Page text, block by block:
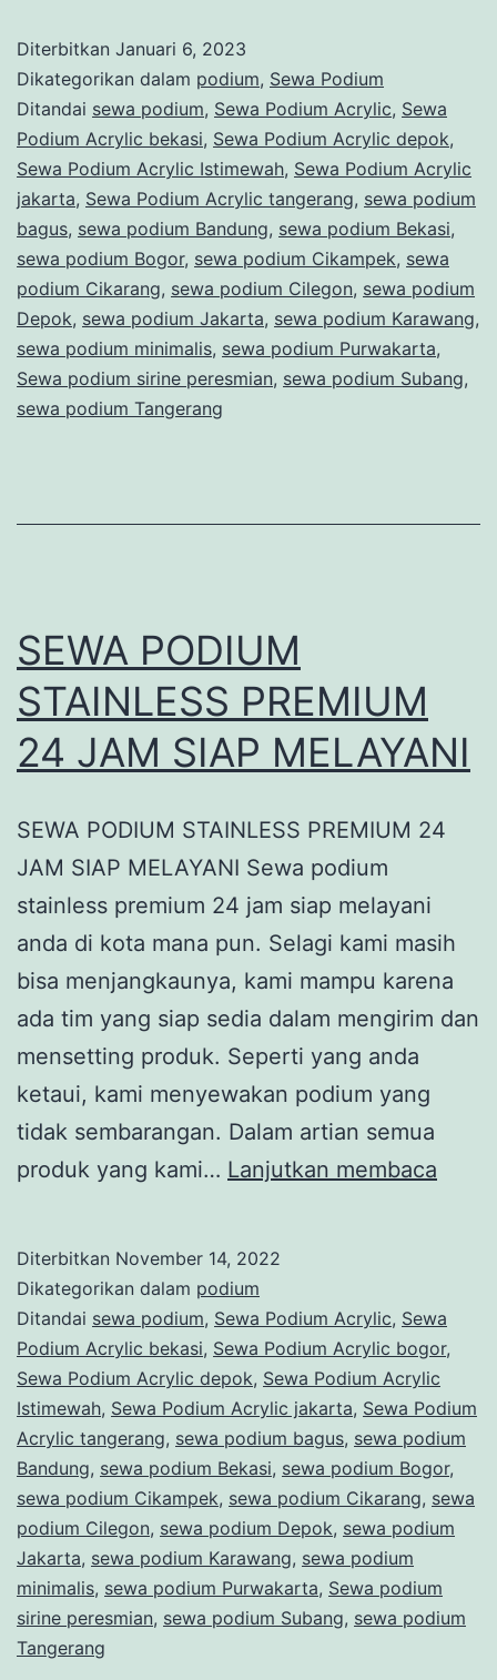
STEEL
WILAYAH
KEMAYORAN
Diterbitkan Januari 6, 2023
Dikategorikan dalam podium, Sewa Podium
Ditandai sewa podium, Sewa Podium Acrylic, Sewa
Podium Acrylic bekasi, Sewa Podium Acrylic depok,
Sewa Podium Acrylic Istimewah, Sewa Podium Acrylic
jakarta, Sewa Podium Acrylic tangerang, sewa podium
bagus, sewa podium Bandung, sewa podium Bekasi,
sewa podium Bogor, sewa podium Cikampek, sewa
podium Cikarang, sewa podium Cilegon, sewa podium
Depok, sewa podium Jakarta, sewa podium Karawang,
sewa podium minimalis, sewa podium Purwakarta,
Sewa podium sirine peresmian, sewa podium Subang,
sewa podium Tangerang
SEWA PODIUM
STAINLESS PREMIUM
24 JAM SIAP MELAYANI
SEWA PODIUM STAINLESS PREMIUM 24
JAM SIAP MELAYANI Sewa podium
stainless premium 24 jam siap melayani
anda di kota mana pun. Selagi kami masih
bisa menjangkaunya, kami mampu karena
ada tim yang siap sedia dalam mengirim dan
mensetting produk. Seperti yang anda
ketaui, kami menyewakan podium yang
tidak sembarangan. Dalam artian semua
produk yang kami… Lanjutkan membaca
24
JAM
SIAP
Diterbitkan November 14, 2022
Dikategorikan dalam podium
Ditandai sewa podium, Sewa Podium Acrylic, Sewa
Podium Acrylic bekasi, Sewa Podium Acrylic bogor,
Sewa Podium Acrylic depok, Sewa Podium Acrylic
Istimewah, Sewa Podium Acrylic jakarta, Sewa Podium
Acrylic tangerang, sewa podium bagus, sewa podium
Bandung, sewa podium Bekasi, sewa podium Bogor,
sewa podium Cikampek, sewa podium Cikarang, sewa
podium Cilegon, sewa podium Depok, sewa podium
Jakarta, sewa podium Karawang, sewa podium
minimalis, sewa podium Purwakarta, Sewa podium
sirine peresmian, sewa podium Subang, sewa podium
Tangerang